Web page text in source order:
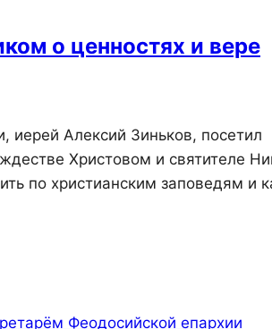
о ценностях и вере
иерей Алексий Зиньков, посетил
Христовом и святителе
по христианским заповедям и